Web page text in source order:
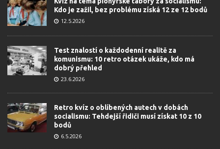
Kdo je zažil, bez problému získá 12 ze 12 bodů
12.5.2026
Test znalostí o každodenní realitě za
komunismu: 10 retro otázek ukáže, kdo má
dobrý přehled
23.6.2026
Retro kvíz o oblíbených autech v dobách
socialismu: Tehdejší řidiči musí získat 10 z 10
bodů
6.5.2026